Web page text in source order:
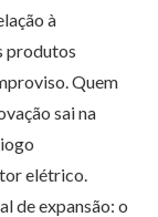
à
produtos
Quem
sai na
elétrico.
de expansão: o